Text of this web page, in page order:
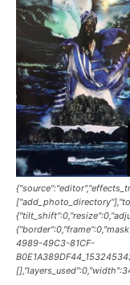
4989-49C3-81CF-